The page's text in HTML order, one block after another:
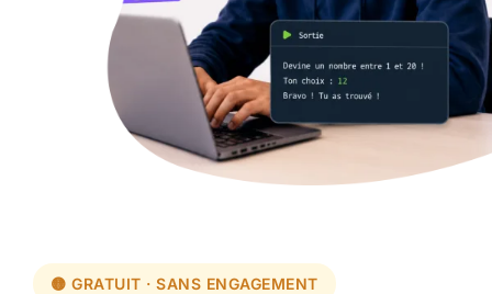
🟡 GRATUIT · SANS ENGAGEMENT